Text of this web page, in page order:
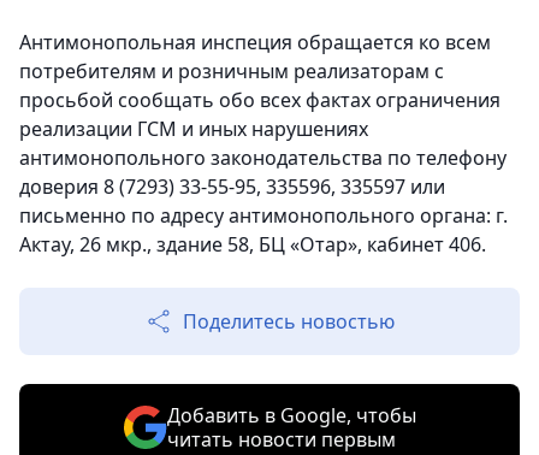
Антимонопольная инспеция обращается ко всем
потребителям и розничным реализаторам с
просьбой сообщать обо всех фактах ограничения
реализации ГСМ и иных нарушениях
антимонопольного законодательства по телефону
доверия 8 (7293) 33-55-95, 335596, 335597 или
письменно по адресу антимонопольного органа: г.
Актау, 26 мкр., здание 58, БЦ «Отар», кабинет 406.
Поделитесь новостью
Добавить в Google, чтобы
читать новости первым